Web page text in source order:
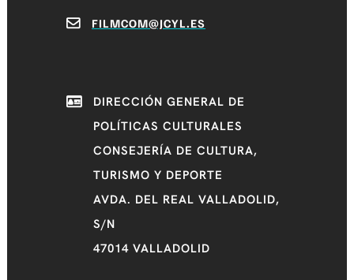
FILMCOM@JCYL.ES
DIRECCIÓN GENERAL DE
POLÍTICAS CULTURALES
CONSEJERÍA DE CULTURA,
TURISMO Y DEPORTE
AVDA. DEL REAL VALLADOLID,
S/N
47014 VALLADOLID